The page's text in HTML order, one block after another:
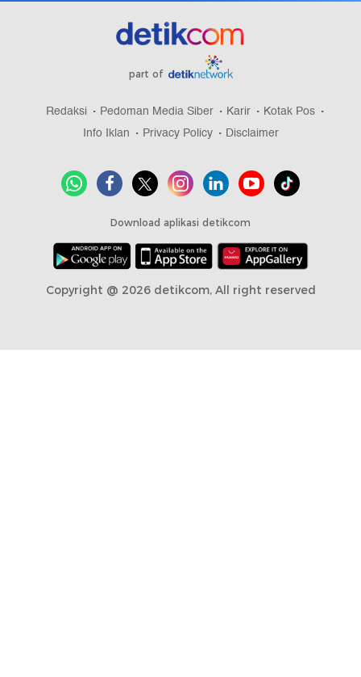
part of
Redaksi Pedoman Media Siber Karir
Kotak Pos
Info Iklan
Privacy Policy Disclaimer
Download aplikasi detikcom
Copyright @ 2026 detikcom, All right reserved